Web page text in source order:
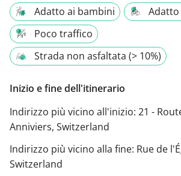
Adatto ai bambini
Poco traffico
Strada non asfaltata (> 10%)
Inizio e fine dell'itinerario
Indirizzo più vicino all'inizio: 21 -
Anniviers, Switzerland
Indirizzo più vicino alla fine: Rue de
Switzerland